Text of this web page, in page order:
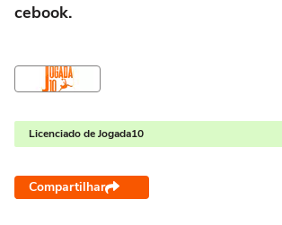
cebook.
Licenciado de Jogada10
Compartilhar